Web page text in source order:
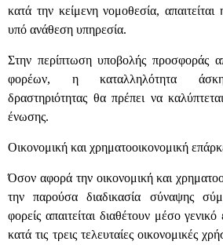
κατά την κείμενη νομοθεσία,
υπό ανάθεση υπηρεσία.
Στην περίπτωση υποβολής προσφοράς
φορέων, η καταλληλότητα
δραστηριότητας θα πρέπει να
ένωσης.
Οικονομική και χρηματοοικονομική
Όσον αφορά την οικονομική και
την παρούσα διαδικασία σύναψης
φορείς απαιτείται διαθέτουν μέσο
κατά τις τρεις τελευταίες οικονομικές